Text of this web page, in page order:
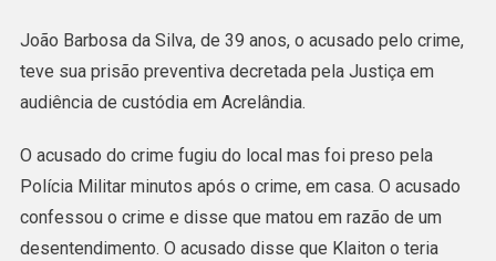
Assassinar
Jovem
Em
João Barbosa da Silva, de 39 anos, o acusado pelo crime,
teve sua prisão preventiva decretada pela Justiça em
audiência de custódia em Acrelândia.
O acusado do crime fugiu do local mas foi preso pela
Polícia Militar minutos após o crime, em casa. O acusado
confessou o crime e disse que matou em razão de um
desentendimento. O acusado disse que Klaiton o teria